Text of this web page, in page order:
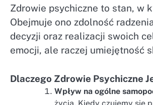
Zdrowie psychiczne to stan, w
Obejmuje ono zdolność
decyzji oraz realizacji swoich
emocji, ale raczej umiejętność
Dlaczego Zdrowie Psychiczne
Wpływ na ogólne